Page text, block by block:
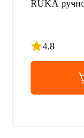
RUKA
4.8
Рейтинг 4.8